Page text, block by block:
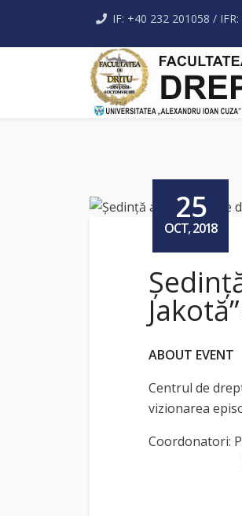
IF: +40 232 201058 /
25
OCT, 2018
ABOUT EVENT
Centrul de
vizionarea
Coordonatori:
Lect.